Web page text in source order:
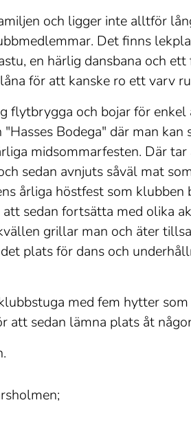
och ligger inte alltför
Det finns
en härlig dansbana och
för att kanske ro ett varv
flytbrygga och bojar för
Bodega" där man
midsommarfesten. Där
sedan avnjuts såväl mat
årliga höstfest som
sedan fortsätta med olika
grillar man och äter
plats för dans och
med fem hytter
att sedan lämna plats åt